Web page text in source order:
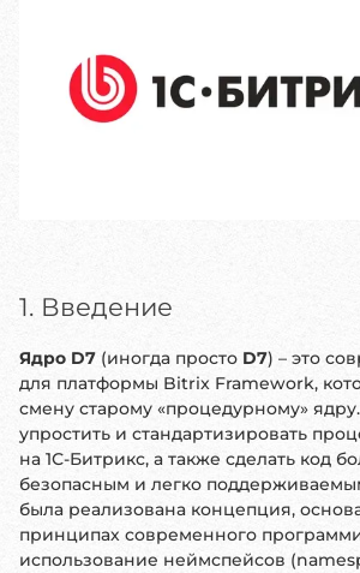
1. Введение
Ядро D7 (иногда просто D7) – это
для платформы Bitrix Framework,
смену старому «процедурному»
упростить и стандартизировать
на 1С-Битрикс, а также сделать код
безопасным и легко
была реализована концепция,
принципах современного
использование неймспейсов